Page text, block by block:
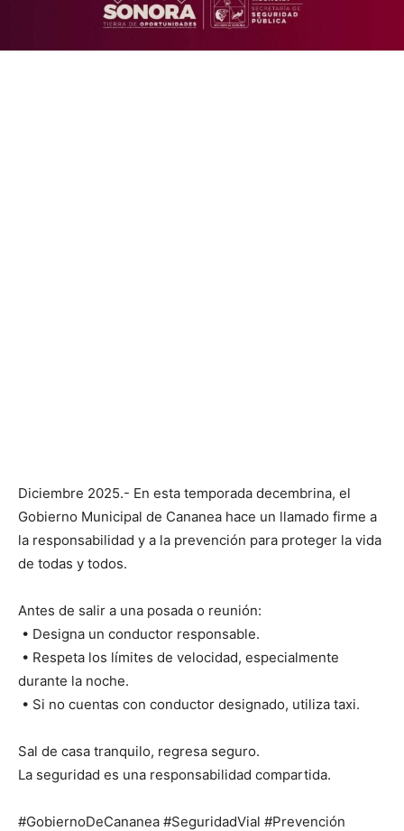
Diciembre 2025.- En esta temporada decembrina, el
Gobierno Municipal de Cananea hace un llamado firme a
la responsabilidad y a la prevención para proteger la vida
de todas y todos.
Antes de salir a una posada o reunión:
• Designa un conductor responsable.
• Respeta los límites de velocidad, especialmente
durante la noche.
• Si no cuentas con conductor designado, utiliza taxi.
Sal de casa tranquilo, regresa seguro.
La seguridad es una responsabilidad compartida.
#GobiernoDeCananea #SeguridadVial #Prevención